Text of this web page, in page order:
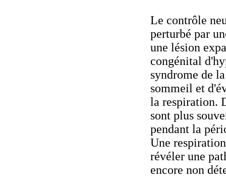
Le contrôle
perturbé par
une lésion
congénital
syndrome de
sommeil et
la respiration.
sont plus
pendant la
Une
révéler une
encore non